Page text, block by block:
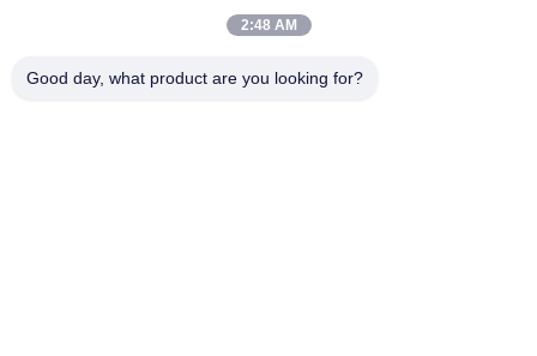
OEM 37322-04330 3732204330 KIA PICANTO III (TA) এর জন্য
2:48 AM
Good day, what product are you looking for?